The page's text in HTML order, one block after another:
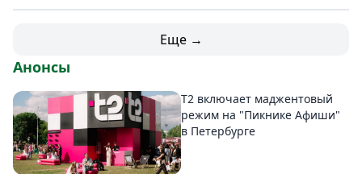
Еще →
Анонсы
Т2 включает маджентовый
режим на "Пикнике Афиши"
в Петербурге